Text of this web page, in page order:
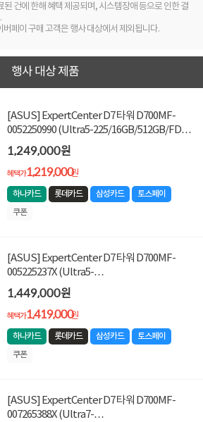
된 건에 한해 혜택 제공되며, 시스템장애 등으로 인한 결
버페이 구매 고객은 행사 대상에서 제외됩니다.
행사 대상 제품
[ASUS] ExpertCenter D7 타워 D700MF-
0052250990 (Ultra5-225/16GB/512GB/FD)
[기본제품]★쿠폰&적립금증정★
1,249,000원
혜택가1,219,000원
하나카드 롯데카드 삼성카드
토스페이
쿠폰
[ASUS] ExpertCenter D7 타워 D700MF-
005225237X (Ultra5-
225/16GB/512GB/Win11Pro) [기본제품]★쿠
폰&적립금증정★
1,449,000원
혜택가1,419,000원
하나카드 롯데카드 삼성카드
토스페이
쿠폰
[ASUS] ExpertCenter D7 타워 D700MF-
007265388X (Ultra7-